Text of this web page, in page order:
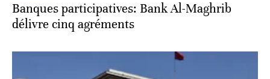
Banques participatives: Bank Al-Maghrib
délivre cinq agréments